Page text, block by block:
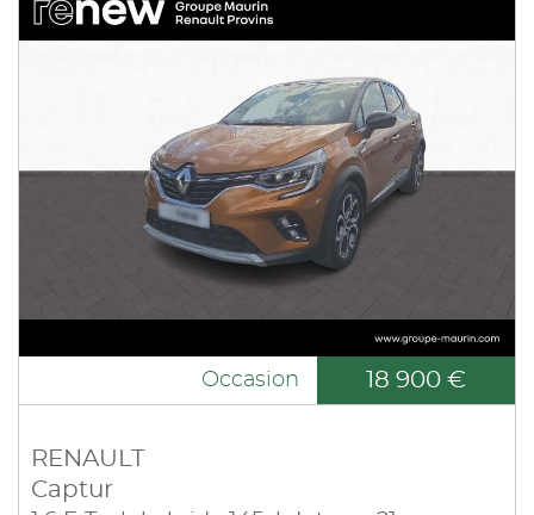
Occasion 18 900 €
RENAULT
Captur